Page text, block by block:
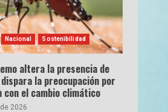
Nacional Sostenibilidad
altera la presencia de
la preocupación por
con el cambio climático
2026